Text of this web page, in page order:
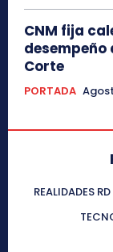
CNM fija
desempeño
Corte
PORTADA
REALIDADES RD